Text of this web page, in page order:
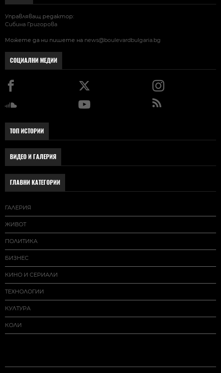
Управляващ редактор:
Сибина Григорова
Можете да ни пишете на news@boulevardbulgaria.bg
СОЦИАЛНИ МЕДИИ
ТОП ИСТОРИИ
ВИДЕО И ГАЛЕРИЯ
ГЛАВНИ КАТЕГОРИИ
ГАЛЕРИЯ
ЖИВОТ
ПОЛИТИКА
БИЗНЕС
КИНО И СЕРИАЛИ
ТЕХНОЛОГИИ
КУЛТУРА
КОЛИ